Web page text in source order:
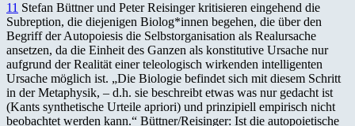
11 Stefan Büttner und Peter Reisinger kritisieren eingehend die
Subreption, die diejenigen Biolog*innen begehen, die über den
Begriff der Autopoiesis die Selbstorganisation als Realursache
ansetzen, da die Einheit des Ganzen als konstitutive Ursache nur
aufgrund der Realität einer teleologisch wirkenden intelligenten
Ursache möglich ist. „Die Biologie befindet sich mit diesem Schritt
in der Metaphysik, – d.h. sie beschreibt etwas was nur gedacht ist
(Kants synthetische Urteile apriori) und prinzipiell empirisch nicht
beobachtet werden kann.“ Büttner/Reisinger: Ist die autopoietische